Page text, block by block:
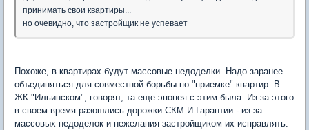
принимать свои квартиры...
но очевидно, что застройщик не успевает
Похоже, в квартирах будут массовые недоделки. Надо заранее
объединяться для совместной борьбы по "приемке" квартир. В
ЖК "Ильинском", говорят, та еще эпопея с этим была. Из-за этого
в своем время разошлись дорожки CКМ И Гарантии - из-за
массовых недоделок и нежелания застройщиком их исправлять.